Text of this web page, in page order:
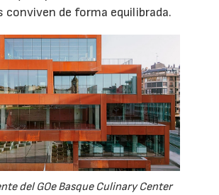
conviven de forma equilibrada.
del GOe Basque Culinary Center